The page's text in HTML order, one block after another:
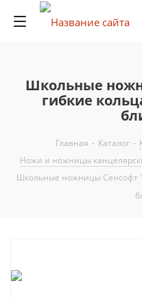
Школьные
гибкие
Главная - Каталог -
Ножи и ножницы
Школьные ножницы Сенсофт